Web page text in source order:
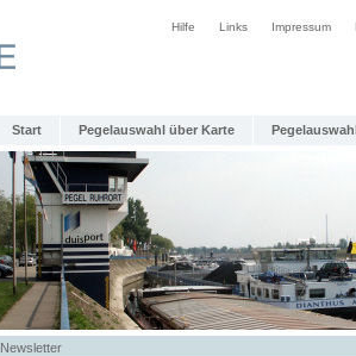
Hilfe Links Impressum
Start Pegelauswahl über Karte
Newsletter